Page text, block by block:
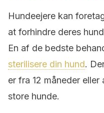
Hundeejere kan
at forhindre deres
En af de bedste
sterilisere din hund.
er fra 12 måneder
store hunde.